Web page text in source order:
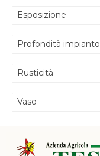
Esposizione
Profondità impianto
Rusticità
Vaso